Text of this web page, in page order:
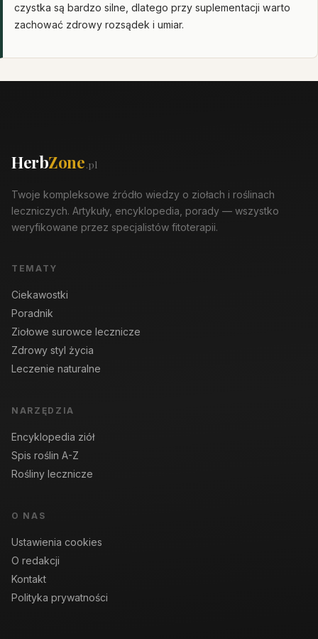
czystka są bardzo silne, dlatego przy suplementacji warto
zachować zdrowy rozsądek i umiar.
HerbZone.pl
Twoje kompleksowe źródło wiedzy o ziołach i roślinach
leczniczych. Artykuły, encyklopedia, porady — wszystko
weryfikowane przez specjalistów fitoterapii.
TEMATY
Ciekawostki
Poradnik
Ziołowe surowce lecznicze
Zdrowy styl życia
Leczenie naturalne
NARZĘDZIA
Encyklopedia ziół
Spis roślin A-Z
Rośliny lecznicze
O NAS
Ustawienia cookies
O redakcji
Kontakt
Polityka prywatności